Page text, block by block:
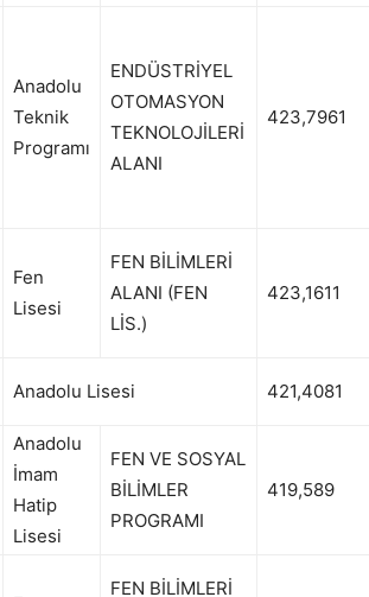
Anadolu
Teknik
Programı
ENDÜSTRİYEL
OTOMASYON
TEKNOLOJİLERİ
ALANI
423,7961
Fen
Lisesi
FEN BİLİMLERİ
ALANI (FEN
LİS.)
423,1611
Anadolu Lisesi 421,4081
Anadolu
İmam
Hatip
Lisesi
FEN VE SOSYAL
BİLİMLER
PROGRAMI
419,589
FEN BİLİMLERİ